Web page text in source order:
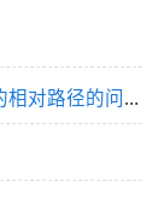
php命令行（cli）下执行PHP脚本文件的相对路径的问题解决方法